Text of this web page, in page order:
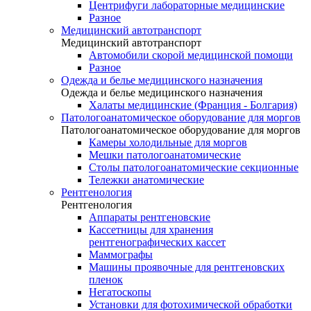
Центрифуги лабораторные медицинские
Разное
Медицинский автотранспорт
Медицинский автотранспорт
Автомобили скорой медицинской помощи
Разное
Одежда и белье медицинского назначения
Одежда и белье медицинского назначения
Халаты медицинские (Франция - Болгария)
Патологоанатомическое оборудование для моргов
Патологоанатомическое оборудование для моргов
Камеры холодильные для моргов
Мешки патологоанатомические
Столы патологоанатомические секционные
Тележки анатомические
Рентгенология
Рентгенология
Аппараты рентгеновские
Кассетницы для хранения
рентгенографических кассет
Маммографы
Машины проявочные для рентгеновских
пленок
Негатоскопы
Установки для фотохимической обработки